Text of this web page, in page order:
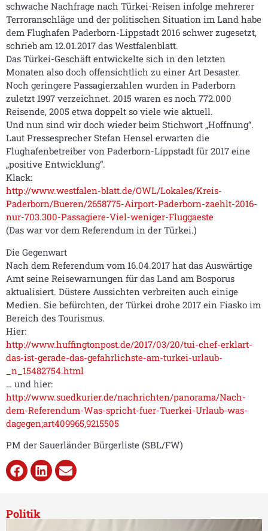
schwache Nachfrage nach Türkei-Reisen infolge mehrerer
Terroranschläge und der politischen Situation im Land habe
dem Flughafen Paderborn-Lippstadt 2016 schwer zugesetzt,
schrieb am 12.01.2017 das Westfalenblatt.
Das Türkei-Geschäft entwickelte sich in den letzten
Monaten also doch offensichtlich zu einer Art Desaster.
Noch geringere Passagierzahlen wurden in Paderborn
zuletzt 1997 verzeichnet. 2015 waren es noch 772.000
Reisende, 2005 etwa doppelt so viele wie aktuell.
Und nun sind wir doch wieder beim Stichwort „Hoffnung“.
Laut Pressesprecher Stefan Hensel erwarten die
Flughafenbetreiber von Paderborn-Lippstadt für 2017 eine
„positive Entwicklung“.
Klack:
http://www.westfalen-blatt.de/OWL/Lokales/Kreis-
Paderborn/Bueren/2658775-Airport-Paderborn-zaehlt-2016-
nur-703.300-Passagiere-Viel-weniger-Fluggaeste
(Das war vor dem Referendum in der Türkei.)
Die Gegenwart
Nach dem Referendum vom 16.04.2017 hat das Auswärtige
Amt seine Reisewarnungen für das Land am Bosporus
aktualisiert. Düstere Aussichten verbreiten auch einige
Medien. Sie befürchten, der Türkei drohe 2017 ein Fiasko im
Bereich des Tourismus.
Hier:
http://www.huffingtonpost.de/2017/03/20/tui-chef-erklart-
das-ist-gerade-das-gefahrlichste-am-turkei-urlaub-
_n_15482754.html
… und hier:
http://www.suedkurier.de/nachrichten/panorama/Nach-
dem-Referendum-Was-spricht-fuer-Tuerkei-Urlaub-was-
dagegen;art409965,9215505
PM der Sauerländer Bürgerliste (SBL/FW)
Politik